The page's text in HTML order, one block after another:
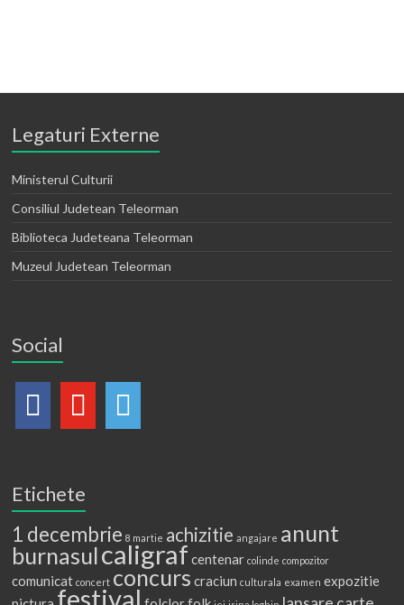
Legaturi Externe
Ministerul Culturii
Consiliul Judetean Teleorman
Biblioteca Judeteana Teleorman
Muzeul Judetean Teleorman
Social
Etichete
1 decembrie 8 martie achizitie angajare anunt
burnasulcaligraf centenar colinde compozitor
comunicat concert concurs craciun culturala examen expozitie
festival